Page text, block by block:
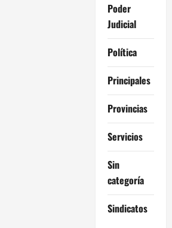
Poder
Judicial
Política
Principales
Provincias
Servicios
Sin
categoría
Sindicatos